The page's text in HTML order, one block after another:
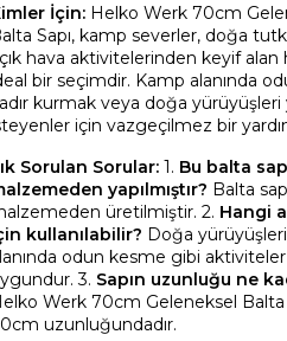
İçin: Helko Werk 70cm
Sapı, kamp severler, doğa
hava aktivitelerinden keyif alan
bir seçimdir. Kamp alanında
kurmak veya doğa
için vazgeçilmez bir
Sorulan Sorular: 1. Bu balta
yapılmıştır? Balta
üretilmiştir. 2. Hangi
kullanılabilir? Doğa
odun kesme gibi
3. Sapın uzunluğu ne
Werk 70cm Geleneksel Balta
uzunluğundadır.